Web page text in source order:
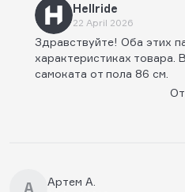
Hellride
22 April 2026
Здравствуйте! Оба этих
характеристиках товара.
самоката от пола 86 см.
А Артем А.